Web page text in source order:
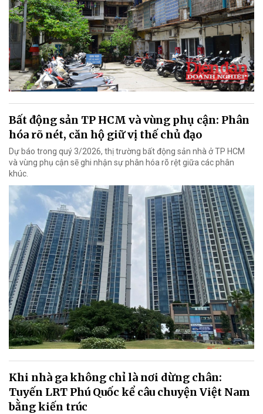
Bất động sản TP HCM và vùng phụ cận: Phân
hóa rõ nét, căn hộ giữ vị thế chủ đạo
Dự báo trong quý 3/2026, thị trường bất động sản nhà ở TP HCM
và vùng phụ cận sẽ ghi nhận sự phân hóa rõ rệt giữa các phân
khúc.
Khi nhà ga không chỉ là nơi dừng chân:
Tuyến LRT Phú Quốc kể câu chuyện Việt Nam
bằng kiến trúc